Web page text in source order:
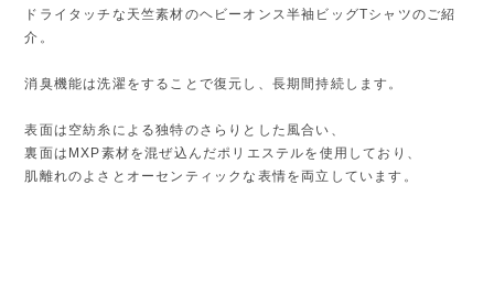
ドライタッチな天竺素材のヘビーオンス半袖ビッグTシャツのご紹
介。
消臭機能は洗濯をすることで復元し、長期間持続します。
表面は空紡糸による独特のさらりとした風合い、
裏面はMXP素材を混ぜ込んだポリエステルを使用しており、
肌離れのよさとオーセンティックな表情を両立しています。